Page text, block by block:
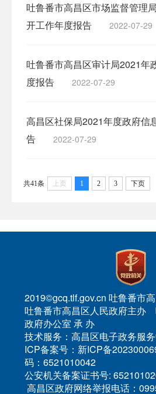
吐鲁番市高昌区市场监督管理
开工作年度报告
2022-07-29
吐鲁番市高昌区审计局2021年
度报告
2022-07-29
高昌区社保局2021年度政府信
告
2022-07-29
共41条 上页 1 2 3 下页
2019©gcq.tlf.gov.cn 吐鲁番市
吐鲁番市高昌区人民政府主办
政府办公室 承 办
技术服务：高昌区电子政务服
ICP备案号：新ICP备
码：6521010042
公安机关备案证书号:
高昌区政府网络举报电话：